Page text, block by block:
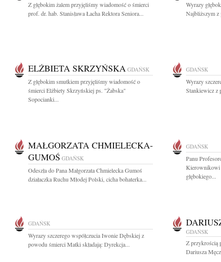
Z głębokim żalem przyjęliśmy wiadomość o śmierci
prof. dr. hab. Stanisława Łacha Rektora Seniora...
Wyrazy
Najbliższym z
ELŻBIETA SKRZYŃSKA GDAŃSK
Z głębokim smutkiem przyjęliśmy wiadomość o
śmierci Elżbiety Skrzyńskiej ps. "Żabska"
Sopocianki...
GDAŃSK
Wyrazy
Stankiewicz z
MAŁGORZATA CHMIELECKA-
GUMOŚ GDAŃSK
Odeszła do Pana Małgorzata Chmielecka Gumoś
działaczka Ruchu Młodej Polski, cicha bohaterka...
GDAŃSK
Panu
głębokiego...
GDAŃSK
Wyrazy szczerego współczucia Iwonie Dębskiej z
powodu śmierci Matki składają: Dyrekcja...
GDAŃSK
Z przykrością
Dariusza